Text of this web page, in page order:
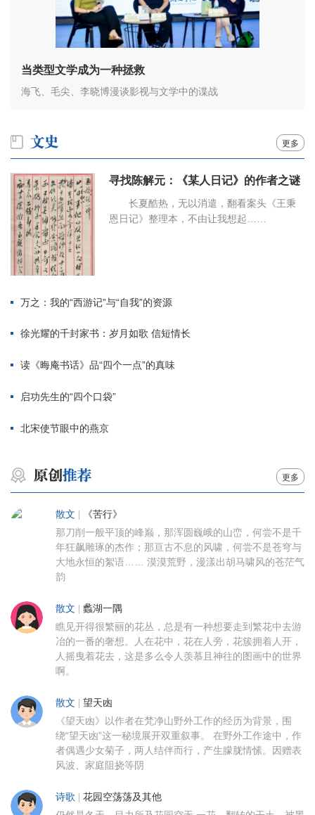
当类型文学成为一种拯救
海飞、毛尖、李晓博漫谈影视与文学中的谍战
更多
寻找陈解元：《某人日记》的作者之谜
长夏酷热，无以消遣，翻看案头《王秉
恩日记》整理本，不由让我想起……
万之：我的“西游记”与“自我”的资源
徐光耀的千封家书：岁月如歌 信短情长
读《晦庵书话》品“四个一点”的真味
启功先生的“四个口袋”
北宋使节眼中的燕京
更多
散文 《苦行》
那刀削一般平顶的峰巅，那浑圆巍峨的山峦，何尝不是千
年狂飙雕琢的杰作；那亘古不息的风啸，何尝不是苍穹与
大地永恒的絮语…… 漠漠荒野，漫漾出胡马啸风的苍茫气
韵
散文 蠡湖一隅
瞧见开得很繁丽的花丛，总是有一种想要走到繁花中去游
冶的一番的奢想。人在花中，花在人旁，花簇拥着人开，
人摇曳着花去，这是多么令人羡慕且神往的图画中的世界
啊。
散文 望天凼
《望天凼》以作者在梵净山野外工作的经历为背景，围
绕“望天凼”这一秘境展开双重叙事。 在野外工作途中，作
者偶遇少女菊子，两人结伴而行，产生朦胧情愫。因赠表
风波、家庭阻挠等阴
诗歌 花园空荡荡及其他